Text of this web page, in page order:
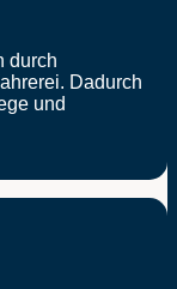
durch
Dadurch
und